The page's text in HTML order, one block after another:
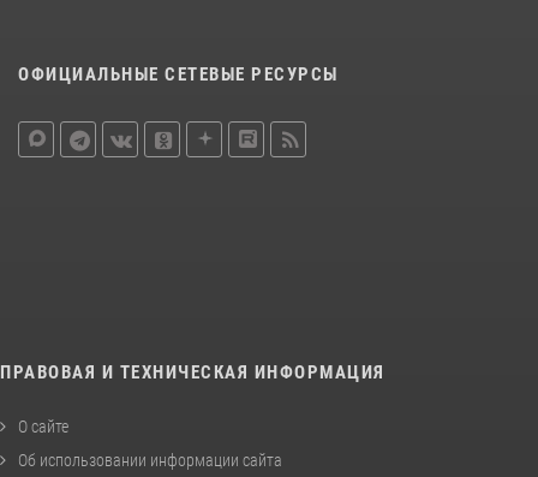
ОФИЦИАЛЬНЫЕ СЕТЕВЫЕ РЕСУРСЫ
ПРАВОВАЯ И ТЕХНИЧЕСКАЯ ИНФОРМАЦИЯ
О сайте
Об использовании информации сайта